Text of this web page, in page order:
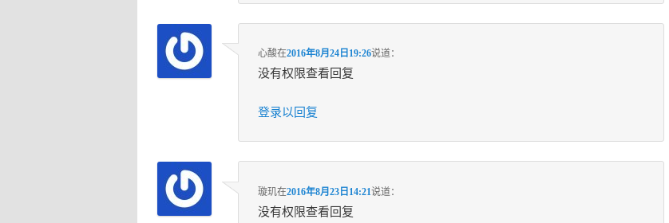
心酸在2016年8月24日19:26说道：
没有权限查看回复
登录以回复
璇玑在2016年8月23日14:21说道：
没有权限查看回复